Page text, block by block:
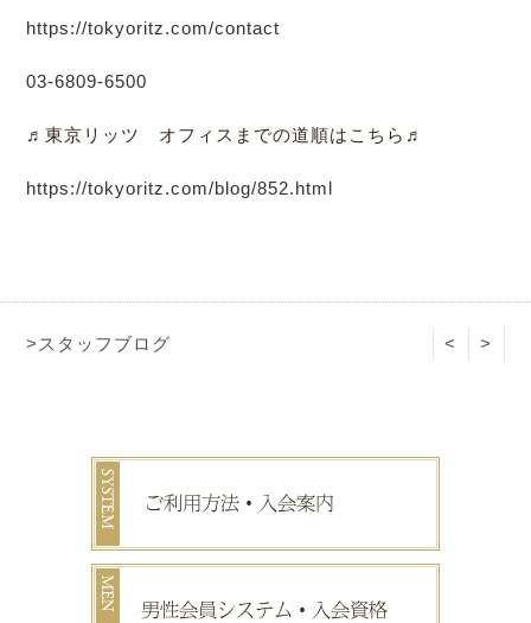
https://tokyoritz.com/contact
03-6809-6500
♬東京リッツ オフィスまでの道順はこちら♬
https://tokyoritz.com/blog/852.html
>スタッフブログ < >